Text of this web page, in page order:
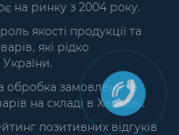
на ринку з 2004 року.
якості продукції та
які рідко
обробка замовлень та
на складі в Харкові.
позитивних відгуків